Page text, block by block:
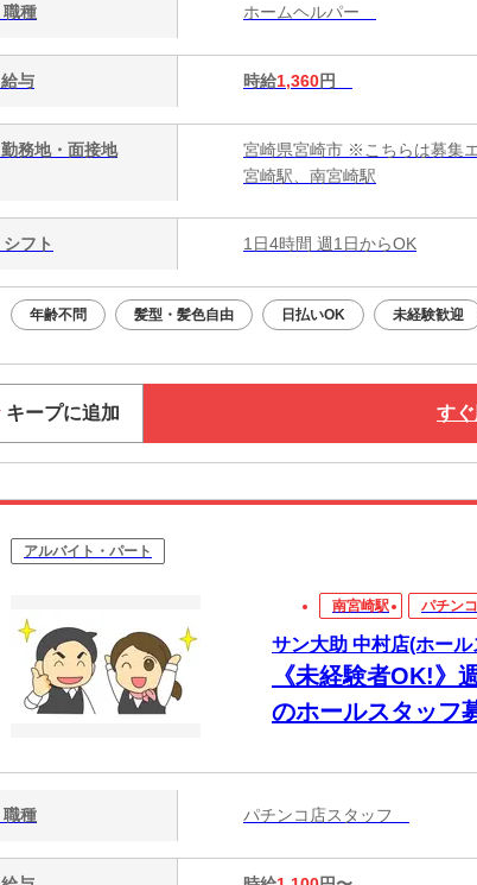
職種 ホームヘルパー
給与 時給1,360円
勤務地・面接地
宮崎県宮崎市 ※こちらは募集
宮崎駅、南宮崎駅
シフト 1日4時間 週1日からOK
年齢不問 髪型・髪色自由 日払いOK 未経験歓迎
キープに追加 す
アルバイト・パート
南宮崎駅 パチン
サン大助 中村店(ホー
《未経験者OK!》
のホールスタッフ
職種 パチンコ店スタッフ